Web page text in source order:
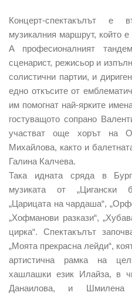
Концерт-спектакълът е
музикалния маршрут, който
А професионалният
сценарист, режисьор и
солистични партии, и
едно откъсите от
им помогнат най-ярките
гостуващото сопрано
участват още хорът на
Михайлова, както и
Галина Калчева.
Така идната сряда в
музиката от „Цигански
„Царицата на чардаша“,
„Хофманови разкази“,
цирка“. Спектакълът
„Моята прекрасна лейди“,
артистична рамка на
хашлашки език Илайза, в
Данаилова, и Шмилена